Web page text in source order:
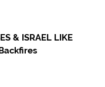
& ISRAEL LIKE